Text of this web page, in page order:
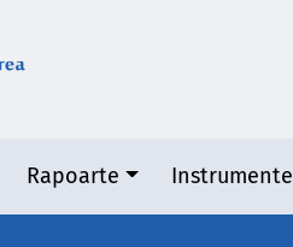
Rapoarte Instrumente